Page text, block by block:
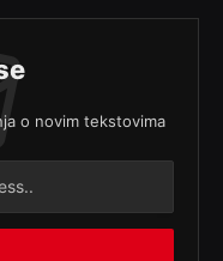
o novim tekstovima